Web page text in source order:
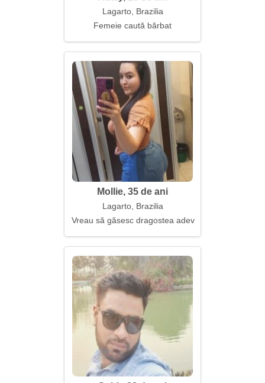
Lagarto, Brazilia
Femeie caută bărbat
Mollie, 35 de ani
Lagarto, Brazilia
Vreau să găsesc dragostea adevărată